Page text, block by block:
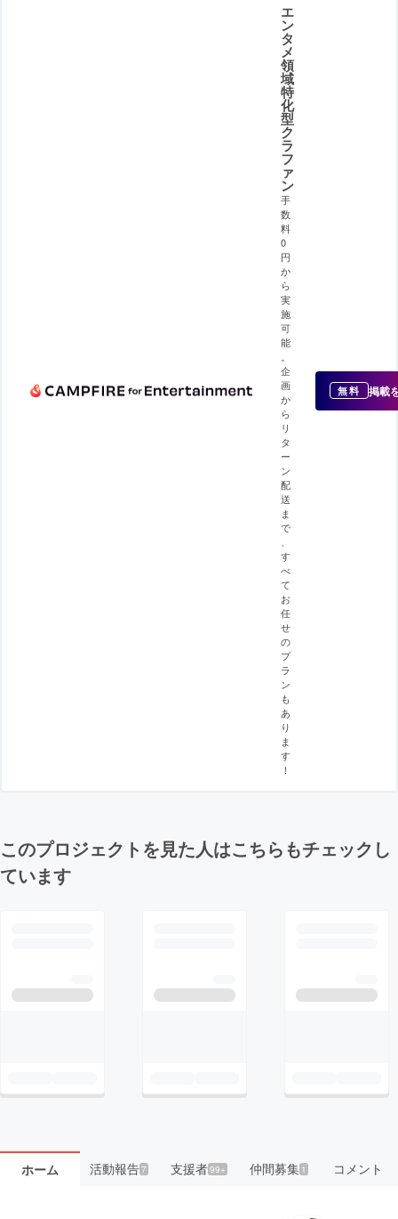
エ
ン
タ
メ
領
域
特
化
型
ク
ラ
フ
ァ
ン
手
数
料
0
円
か
ら
実
施
可
能
企
画
か
ら
リ
タ
ー
ン
配
送
ま
で
す
べ
て
お
任
せ
の
プ
ラ
ン
も
あ
り
ま
す
！
無料 掲載
このプロジェクトを見た人はこちらもチェックし
ています
ホーム 活動報告7 支援者99+ 仲間募集 1 コメント